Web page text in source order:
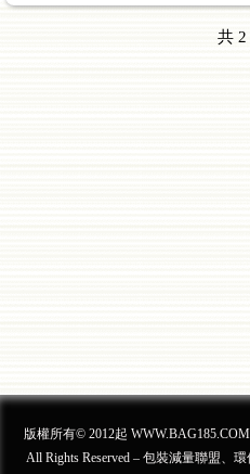
共 2
版權所有© 2012起
All Rights Reserved – 包裝減量聯盟、